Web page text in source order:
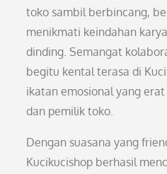
toko sambil berbincang,
menikmati keindahan
dinding. Semangat
begitu kental terasa di
ikatan emosional yang
dan pemilik toko.
Dengan suasana yang
Kucikucishop berhasil